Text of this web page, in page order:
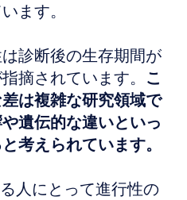
ます。
診断後の生存期間が
摘されています。 こ
は複雑な研究領域で
遺伝的な違いといっ
考えられています。
人にとって進行性の